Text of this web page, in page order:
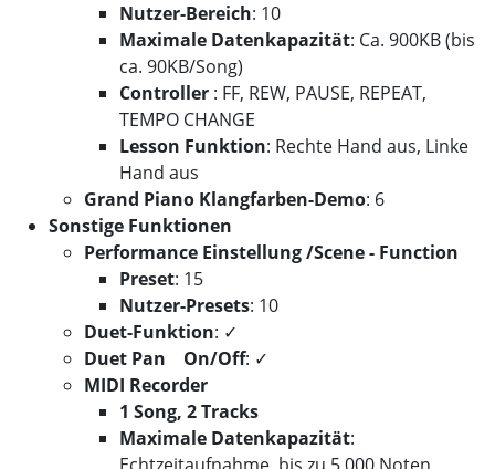
Nutzer-Bereich: 10
Maximale Datenkapazität: Ca. 900KB (bis
ca. 90KB/Song)
Controller : FF, REW, PAUSE, REPEAT,
TEMPO CHANGE
Lesson Funktion: Rechte Hand aus, Linke
Hand aus
Grand Piano Klangfarben-Demo: 6
Sonstige Funktionen
Performance Einstellung /Scene - Function
Preset: 15
Nutzer-Presets: 10
Duet-Funktion: ✓
Duet Pan On/Off: ✓
MIDI Recorder
1 Song, 2 Tracks
Maximale Datenkapazität: